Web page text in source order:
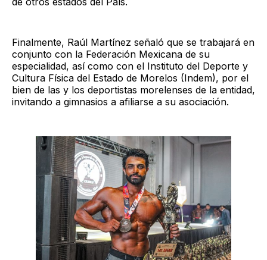
Finalmente, Raúl Martínez señaló que se trabajará en
conjunto con la Federación Mexicana de su
especialidad, así como con el Instituto del Deporte y
Cultura Física del Estado de Morelos (Indem), por el
bien de las y los deportistas morelenses de la entidad,
invitando a gimnasios a afiliarse a su asociación.